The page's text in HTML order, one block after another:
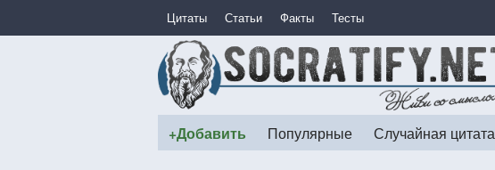
Цитаты Статьи Факты Тесты
+Добавить Популярные Случайная цитата